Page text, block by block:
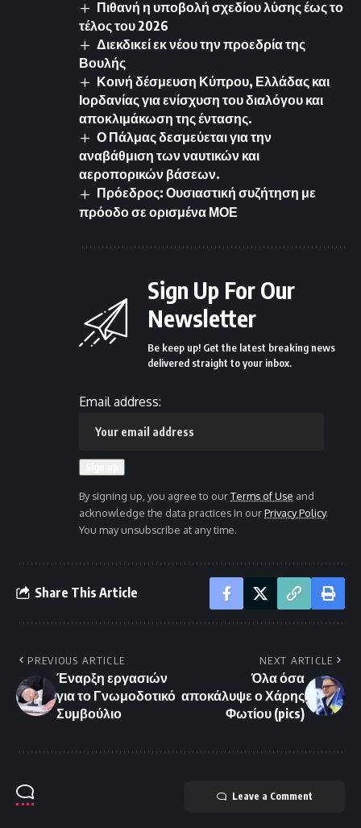
Πιθανή η υποβολή σχεδίου λύσης έως το
τέλος του 2026
Διεκδικεί εκ νέου την προεδρία της
Βουλής
Κοινή δέσμευση Κύπρου, Ελλάδας και
Ιορδανίας για ενίσχυση του διαλόγου και
αποκλιμάκωση της έντασης.
Ο Πάλμας δεσμεύεται για την
αναβάθμιση των ναυτικών και
αεροπορικών βάσεων.
Πρόεδρος: Ουσιαστική συζήτηση με
πρόοδο σε ορισμένα ΜΟΕ
Sign Up For Our
Newsletter
Be keep up! Get the latest breaking news
delivered straight to your inbox.
Email address:
By signing up, you agree to ourTerms of Use and
acknowledge the data practices in ourPrivacy Policy.
You may unsubscribe at any time.
Share This Article
PREVIOUS ARTICLE
Έναρξη εργασιών
για το Γνωμοδοτικό
Συμβούλιο
NEXT ARTICLE
Όλα όσα
αποκάλυψε ο Χάρης
Φωτίου (pics)
Leave a Comment